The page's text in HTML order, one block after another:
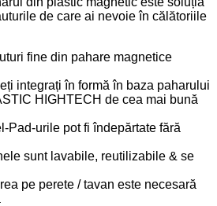
de care ai nevoie în călătoriile
fine din pahare magnetice
integrați în formă în baza paharului
HIGHTECH de cea mai bună
Pad-urile pot fi îndepărtate fără
sunt lavabile, reutilizabile & se
pe perete / tavan este necesară